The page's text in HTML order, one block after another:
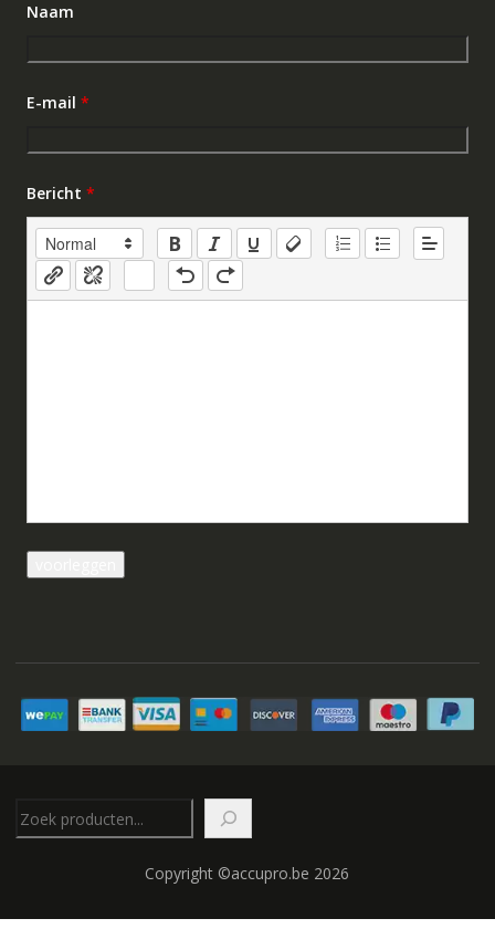
Naam
E-mail *
Bericht *
Copyright ©accupro.be 2026